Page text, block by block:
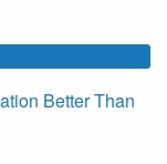
Better Than